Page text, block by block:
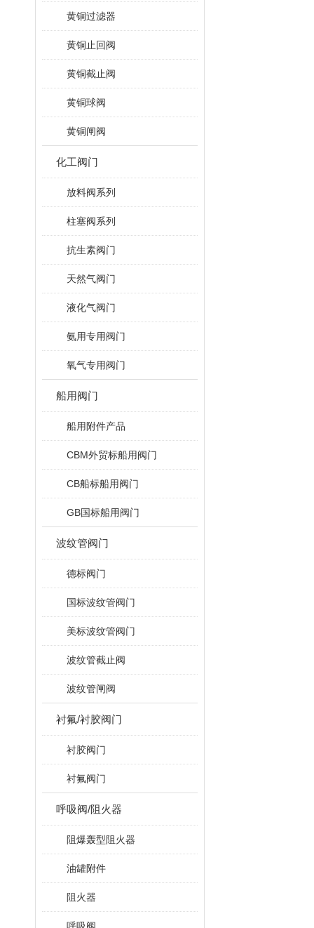
黄铜过滤器
黄铜止回阀
黄铜截止阀
黄铜球阀
黄铜闸阀
化工阀门
放料阀系列
柱塞阀系列
抗生素阀门
天然气阀门
液化气阀门
氨用专用阀门
氧气专用阀门
船用阀门
船用附件产品
CBM外贸标船用阀门
CB船标船用阀门
GB国标船用阀门
波纹管阀门
德标阀门
国标波纹管阀门
美标波纹管阀门
波纹管截止阀
波纹管闸阀
衬氟/衬胶阀门
衬胶阀门
衬氟阀门
呼吸阀/阻火器
阻爆轰型阻火器
油罐附件
阻火器